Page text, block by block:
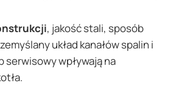
, jakość stali, sposób
układ kanałów spalin i
serwisowy wpływają na